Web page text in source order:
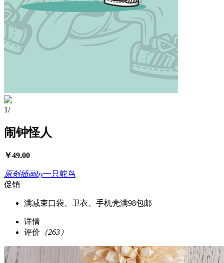
1/
闹钟怪人
￥49.00
原创插画by一只鸵鸟
促销
满减束口袋、卫衣、手机壳满98包邮
详情
评价 （263）